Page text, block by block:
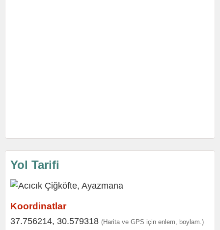
Yol Tarifi
Koordinatlar
37.756214, 30.579318 (Harita ve GPS için enlem, boylam.)